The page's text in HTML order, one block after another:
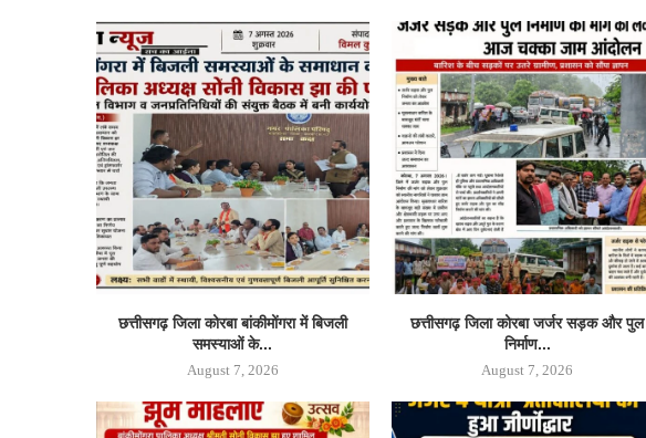
छत्तीसगढ़ जिला कोरबा बांकीमोंगरा में बिजली
समस्याओं के...
August 7, 2026
छत्तीसगढ़ जिला कोरबा जर्जर सड़क और पुल
निर्माण...
August 7, 2026